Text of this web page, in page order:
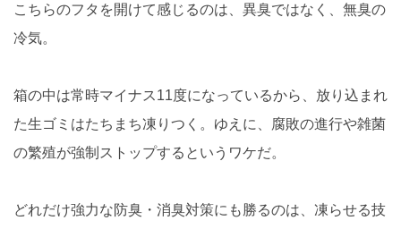
こちらのフタを開けて感じるのは、異臭ではなく、無臭の
冷気。
箱の中は常時マイナス11度になっているから、放り込まれ
た生ゴミはたちまち凍りつく。ゆえに、腐敗の進行や雑菌
の繁殖が強制ストップするというワケだ。
どれだけ強力な防臭・消臭対策にも勝るのは、凍らせる技